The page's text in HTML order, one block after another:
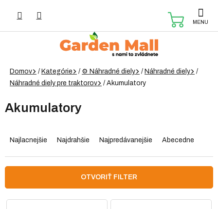
Domov / Kategórie / ⚙️ Náhradné diely / Náhradné diely
/
Náhradné diely pre traktorov
/ Akumulatory
Akumulatory
a
e
n
p
Najlacnejšie Najdrahšie Najpredávanejšie Abecedne
OTVORIŤ FILTER
V